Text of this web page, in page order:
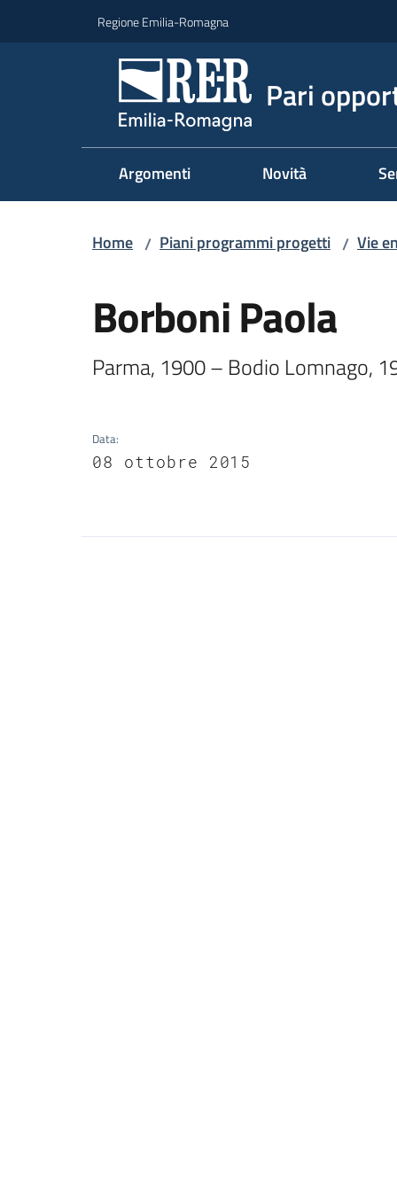
Regione Emilia-Romagna
Pari
Argomenti Novità
Home / Piani programmi progetti / Vie
Borboni Paola
Parma, 1900 – Bodio Lomnago,
Data:
08 ottobre 2015